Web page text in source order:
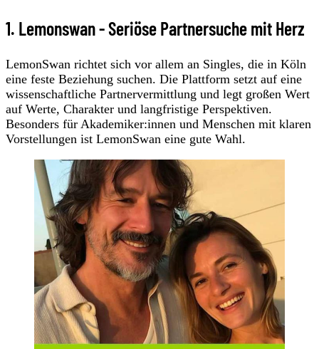
1. Lemonswan - Seriöse Partnersuche mit Herz
LemonSwan richtet sich vor allem an Singles, die in Köln
eine feste Beziehung suchen. Die Plattform setzt auf eine
wissenschaftliche Partnervermittlung und legt großen Wert
auf Werte, Charakter und langfristige Perspektiven.
Besonders für Akademiker:innen und Menschen mit klaren
Vorstellungen ist LemonSwan eine gute Wahl.